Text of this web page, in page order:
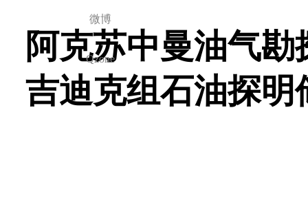
微博
Qzone
阿克苏中曼油气
吉迪克组石油探